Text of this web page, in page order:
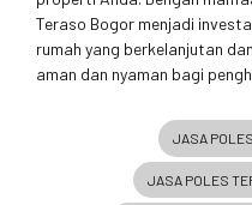
Teraso Bogor menjadi
rumah yang berkelanjutan
aman dan nyaman bagi
JASA
JASA POLES